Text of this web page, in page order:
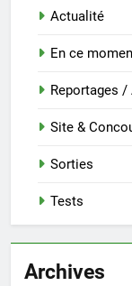
Actualité
En ce
Reportages
Site &
Sorties
Tests
Archives